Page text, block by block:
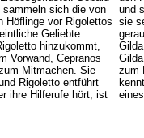
sammeln sich die von
Höflinge vor Rigolettos
Geliebte
hinzukommt,
Vorwand, Cepranos
Mitmachen. Sie
Rigoletto entführt
ihre Hilferufe hört, ist
und
sie
zum